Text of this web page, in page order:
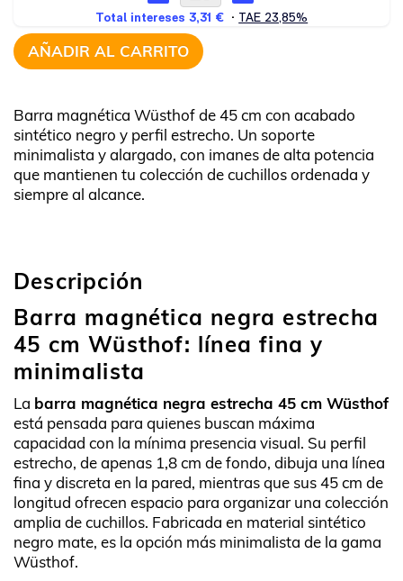
AÑADIR AL CARRITO
Barra magnética Wüsthof de 45 cm con acabado
sintético negro y perfil estrecho. Un soporte
minimalista y alargado, con imanes de alta potencia
que mantienen tu colección de cuchillos ordenada y
siempre al alcance.
Descripción
Barra magnética negra estrecha
45 cm Wüsthof: línea fina y
minimalista
La barra magnética negra estrecha 45 cm Wüsthof
está pensada para quienes buscan máxima
capacidad con la mínima presencia visual. Su perfil
estrecho, de apenas 1,8 cm de fondo, dibuja una línea
fina y discreta en la pared, mientras que sus 45 cm de
longitud ofrecen espacio para organizar una colección
amplia de cuchillos. Fabricada en material sintético
negro mate, es la opción más minimalista de la gama
Wüsthof.